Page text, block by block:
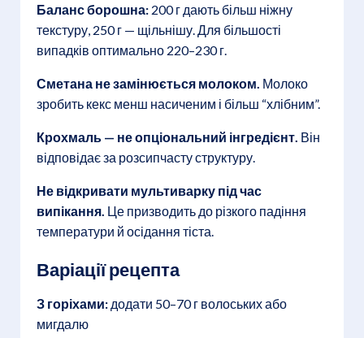
Баланс борошна: 200 г дають більш ніжну
текстуру, 250 г — щільнішу. Для більшості
випадків оптимально 220–230 г.
Сметана не замінюється молоком. Молоко
зробить кекс менш насиченим і більш “хлібним”.
Крохмаль — не опціональний інгредієнт. Він
відповідає за розсипчасту структуру.
Не відкривати мультиварку під час
випікання. Це призводить до різкого падіння
температури й осідання тіста.
Варіації рецепта
З горіхами: додати 50–70 г волоських або
мигдалю